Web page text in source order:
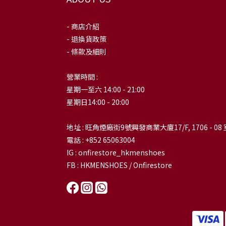
- 商店介紹
- 退換貨政策
- 條款及細則
營業時間 :
星期一至六 14:00 - 21:00
星期日14:00 - 20:00
地址 : 旺角煙廠街9號興發商業大廈17/F, 1706 - 08
電話 : +852 65063004
IG : onfirestore_hkmenshoes
FB : HKMENSHOES / Onfirestore